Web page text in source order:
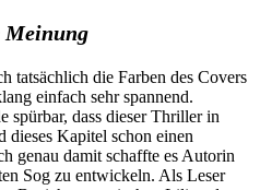
Meinung
tatsächlich die Farben des Covers
einfach sehr spannend.
spürbar, dass dieser Thriller in
dieses Kapitel schon einen
genau damit schaffte es Autorin
Sog zu entwickeln. Als Leser